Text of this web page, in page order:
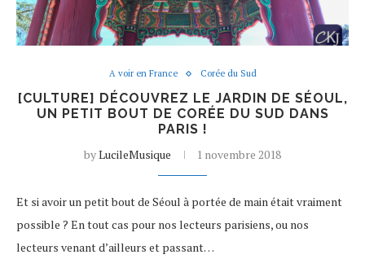
A voir en France Corée du Sud
[CULTURE] DÉCOUVREZ LE JARDIN DE SÉOUL,
UN PETIT BOUT DE CORÉE DU SUD DANS
PARIS !
byLucileMusique 1 novembre 2018
Et si avoir un petit bout de Séoul à portée de main était vraiment
possible ? En tout cas pour nos lecteurs parisiens, ou nos
lecteurs venant d’ailleurs et passant…